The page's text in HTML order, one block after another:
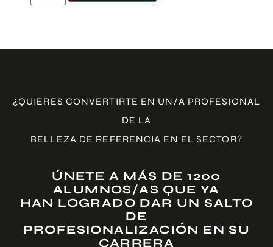
¿QUIERES CONVERTIRTE EN UN/A PROFESIONAL
DE LA
BELLEZA DE REFERENCIA EN EL SECTOR?
ÚNETE A MÁS DE 1200
ALUMNOS/AS QUE YA
HAN LOGRADO DAR UN SALTO
DE
PROFESIONALIZACIÓN EN SU
CARRERA